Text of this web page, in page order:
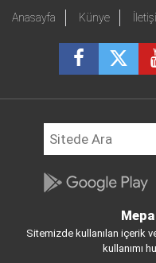
Anasayfa Künye
Sitemizde kullanılan içerik
kullanımı